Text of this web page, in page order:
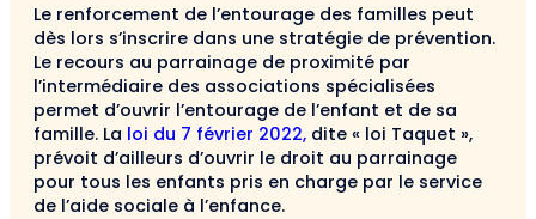
Le renforcement de l’entourage des familles peut
dès lors s’inscrire dans une stratégie de prévention.
Le recours au parrainage de proximité par
l’intermédiaire des associations spécialisées
permet d’ouvrir l’entourage de l’enfant et de sa
famille. La loi du 7 février 2022, dite « loi Taquet »,
prévoit d’ailleurs d’ouvrir le droit au parrainage
pour tous les enfants pris en charge par le service
de l’aide sociale à l’enfance.